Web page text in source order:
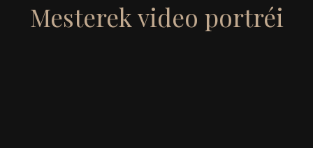
Mesterek video portréi